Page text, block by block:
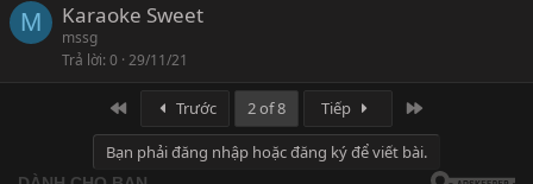
M Karaoke Sweet
mssg
Trả lời 0 29/11/21
Trước 2 of 8 Tiếp
Bạn phải đăng nhập hoặc đăng ký để viết bài.